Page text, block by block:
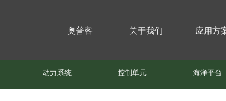
动力系统 控制单元 海洋平台
奥普客 关于我们 应用方